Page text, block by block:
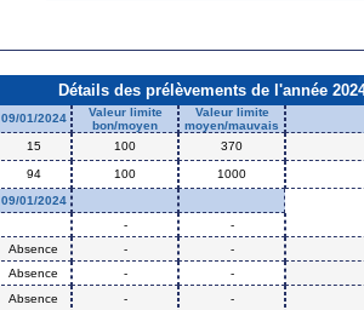
Détails des prélèvements de l'année
09/01/2024
Valeur limite
bon/moyen
Valeur limite
moyen/mauvais
15 100
370
94 100
1000
09/01/2024
-
-
Absence -
-
Absence -
-
Absence -
-